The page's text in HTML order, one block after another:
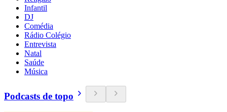
Infantil
DJ
Comédia
Rádio Colégio
Entrevista
Natal
Saúde
Música
Podcasts de topo